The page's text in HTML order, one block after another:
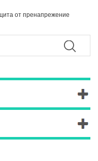
от пренапрежение